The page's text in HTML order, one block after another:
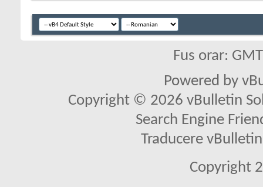
Fus orar:
Powered by
Copyright © 2026 vBulletin
Search Engine
Traducere
Copyright